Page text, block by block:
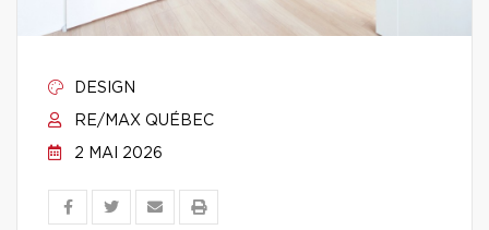
DESIGN
RE/MAX QUÉBEC
2 MAI 2026